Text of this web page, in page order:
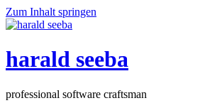
Zum Inhalt springen
harald seeba
professional software craftsman